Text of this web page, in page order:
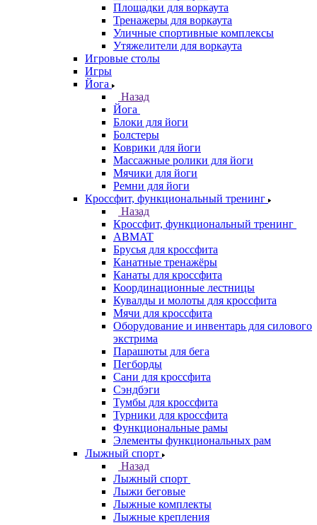
Площадки для воркаута
Тренажеры для воркаута
Уличные спортивные комплексы
Утяжелители для воркаута
Игровые столы
Игры
Йога
Назад
Йога
Блоки для йоги
Болстеры
Коврики для йоги
Массажные ролики для йоги
Мячики для йоги
Ремни для йоги
Кроссфит, функциональный тренинг
Назад
Кроссфит, функциональный тренинг
ABMAT
Брусья для кроссфита
Канатные тренажёры
Канаты для кроссфита
Координационные лестницы
Кувалды и молоты для кроссфита
Мячи для кроссфита
Оборудование и инвентарь для силового
экстрима
Парашюты для бега
Пегборды
Сани для кроссфита
Сэндбэги
Тумбы для кроссфита
Турники для кроссфита
Функциональные рамы
Элементы функциональных рам
Лыжный спорт
Назад
Лыжный спорт
Лыжи беговые
Лыжные комплекты
Лыжные крепления